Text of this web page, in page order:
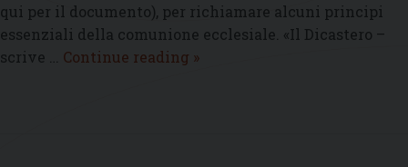
qui per il documento), per richiamare alcuni principi
essenziali della comunione ecclesiale. «Il Dicastero –
scrive … Continue reading Nota
»